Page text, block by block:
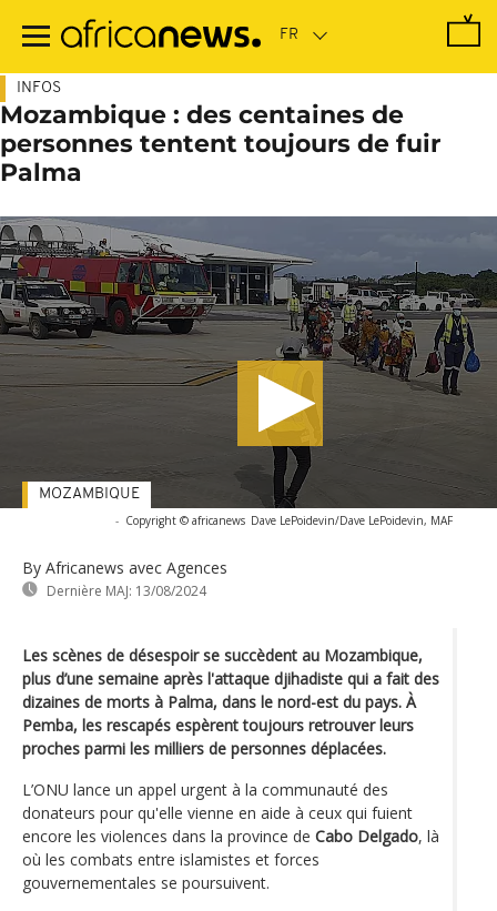
contenu
INFOS
Mozambique : des centaines de
personnes tentent toujours de fuir
Palma
- Copyright © africanews Dave LePoidevin/Dave LePoidevin, MAF
By Africanews avec Agences
Dernière MAJ: 13/08/2024
MOZAMBIQUE
Les scènes de désespoir se succèdent au Mozambique,
plus d’une semaine après l'attaque djihadiste qui a fait des
dizaines de morts à Palma, dans le nord-est du pays. À
Pemba, les rescapés espèrent toujours retrouver leurs
proches parmi les milliers de personnes déplacées.
L’ONU lance un appel urgent à la communauté des
donateurs pour qu'elle vienne en aide à ceux qui fuient
encore les violences dans la province de Cabo Delgado, là
où les combats entre islamistes et forces
gouvernementales se poursuivent.